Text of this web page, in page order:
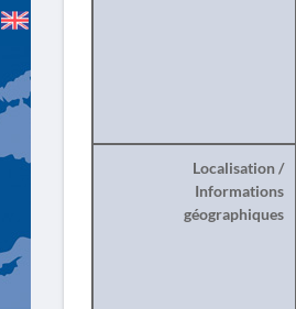
Localisation /
Informations
géographiques